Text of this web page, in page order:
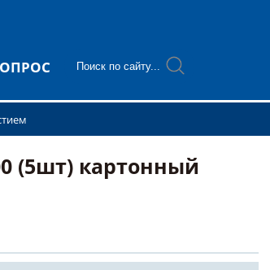
(5шт) картонный